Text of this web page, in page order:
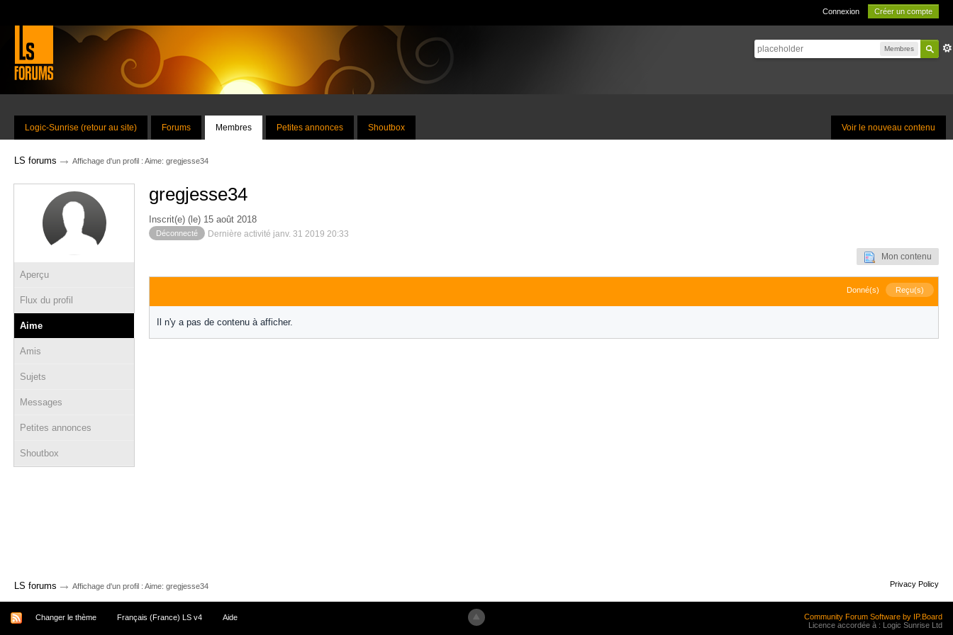
Connexion Créer un compte
Membres
Voir le nouveau contenu
Logic-Sunrise (retour au site) Forums Membres Petites annonces Shoutbox
LS forums → Affichage d'un profil : Aime: gregjesse34
Aperçu
Flux du profil
Aime
Amis
Sujets
Messages
Petites annonces
Shoutbox
gregjesse34
Inscrit(e) (le) 15 août 2018
Déconnecté Dernière activité janv. 31 2019 20:33
Mon contenu
Donné(s) Reçu(s)
Il n'y a pas de contenu à afficher.
LS forums → Affichage d'un profil : Aime: gregjesse34 Privacy Policy
Changer le thème Français (France) LS v4 Aide
Community Forum Software by IP.Board
Licence accordée à : Logic Sunrise Ltd